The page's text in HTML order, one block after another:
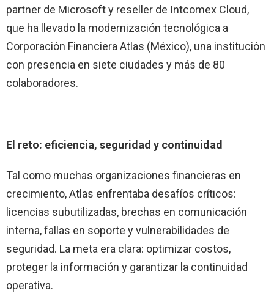
partner de Microsoft y reseller de Intcomex Cloud,
que ha llevado la modernización tecnológica a
Corporación Financiera Atlas (México), una institución
con presencia en siete ciudades y más de 80
colaboradores.
El reto: eficiencia, seguridad y continuidad
Tal como muchas organizaciones financieras en
crecimiento, Atlas enfrentaba desafíos críticos:
licencias subutilizadas, brechas en comunicación
interna, fallas en soporte y vulnerabilidades de
seguridad. La meta era clara: optimizar costos,
proteger la información y garantizar la continuidad
operativa.